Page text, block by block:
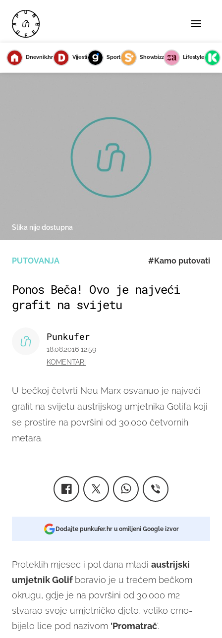
Dnevnik.hr Vijesti Sport Showbizz Lifestyle
PUTOVANJA #Kamo putovati
Ponos Beča! Ovo je najveći
grafit na svijetu
U bečkoj četvrti Neu Marx osvanuo je najveći
grafit na svijetu austrijskog umjetnika Golifa koji
se prostire na površini od 30.000 četvornih
metara.
Punkufer
18.08.2016 12:59
KOMENTARI
Slika nije dostupna
Dodajte punkufer.hr u omiljeni Google izvor
Proteklih mjesec i pol dana mladi austrijski
umjetnik Golif boravio je u trećem bečkom
okrugu, gdje je na površini od 30.000 m2
stvarao svoje umjetničko djelo, veliko crno-
bijelo lice pod nazivom 'Promatrač'.